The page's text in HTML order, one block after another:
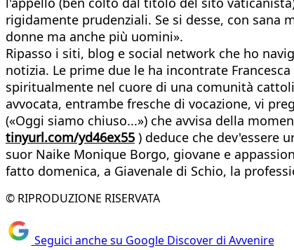
rigidamente prudenziali. Se si desse, con
donne ma anche più uomini».
Ripasso i siti, blog e social network che ho
notizia. Le prime due le ha incontrate
spiritualmente nel cuore di una comunità
avvocata, entrambe fresche di vocazione, vi
(«Oggi siamo chiuso...») che avvisa della
tinyurl.com/yd46ex55 ) deduce che dev'essere
suor Naike Monique Borgo, giovane e
fatto domenica, a Giavenale di Schio, la
© RIPRODUZIONE RISERVATA
Seguici anche su Google Discover di Avvenire